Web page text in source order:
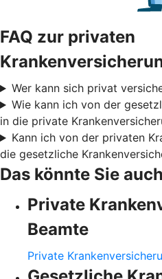
FAQ zur privaten
Wer kann sich privat
Wie kann ich von der
in die private
Kann ich von der privaten
die gesetzliche
Das könnte Sie
Private
Beamte
Private